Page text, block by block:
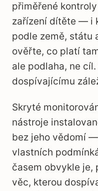
přiměřené
zařízení dítěte — i
podle země, státu
ověřte, co platí
ale podlaha, ne
dospívajícímu
Skryté
nástroje
bez jeho vědomí
vlastních
časem obvykle
věc, kterou